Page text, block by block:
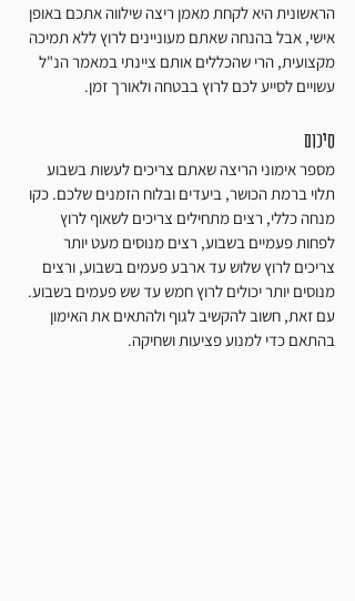
הראשונית היא לקחת מאמן ריצה שילווה אתכם באופן
אישי, אבל בהנחה שאתם מעוניינים לרוץ ללא תמיכה
מקצועית, הרי שהכללים אותם ציינתי במאמר הנ"ל
עשויים לסייע לכם לרוץ בבטחה ולאורך זמן.
סיכום
מספר אימוני הריצה שאתם צריכים לעשות בשבוע
תלוי ברמת הכושר, ביעדים ובלוח הזמנים שלכם. כקו
מנחה כללי, רצים מתחילים צריכים לשאוף לרוץ
לפחות פעמיים בשבוע, רצים מנוסים מעט יותר
צריכים לרוץ שלוש עד ארבע פעמים בשבוע, ורצים
מנוסים יותר יכולים לרוץ חמש עד שש פעמים בשבוע.
עם זאת, חשוב להקשיב לגוף ולהתאים את האימון
בהתאם כדי למנוע פציעות ושחיקה.